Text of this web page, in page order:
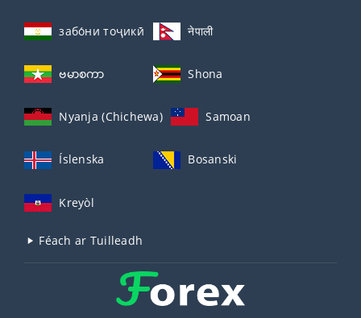
забо́ни тоҷикӣ́ नेपाली
ဗမာစကာ Shona
Nyanja (Chichewa) Samoan
Íslenska Bosanski
Kreyòl
Féach ar Tuilleadh